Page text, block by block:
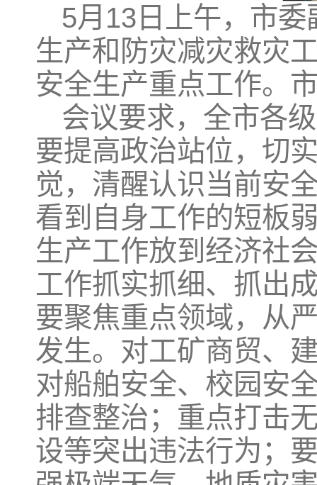
5月13日上午，市
生产和防灾减灾救灾
安全生产重点工作。
会议要求，全市各
要提高政治站位，切
觉，清醒认识当前安
看到自身工作的短板
生产工作放到经济社
工作抓实抓细、抓出
要聚焦重点领域，从
发生。对工矿商贸、
对船舶安全、校园安
排查整治；重点打击
设等突出违法行为；